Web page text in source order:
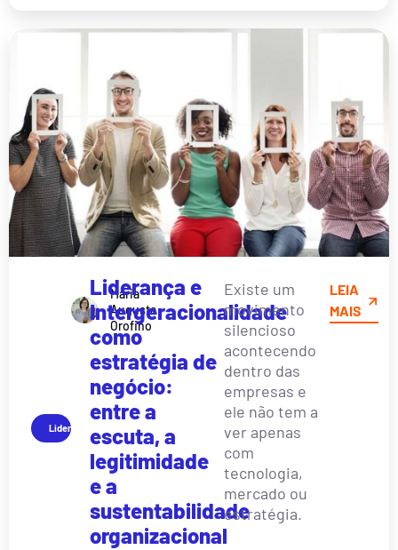
Liderança
Maria
Augusta
Orofino
Liderança e
Intergeracionalidade
como
estratégia de
negócio:
entre a
escuta, a
legitimidade
e a
sustentabilidade
organizacional
Existe um
movimento
silencioso
acontecendo
dentro das
empresas e
ele não tem a
ver apenas
com
tecnologia,
mercado ou
estratégia.
LEIA
MAIS